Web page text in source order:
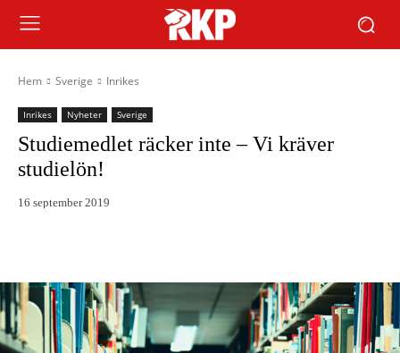
Hem Sverige Inrikes
Inrikes Nyheter Sverige
Studiemedlet räcker inte – Vi kräver
studielön!
16 september 2019